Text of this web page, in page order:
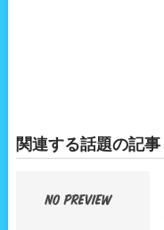
関連する話題の記事